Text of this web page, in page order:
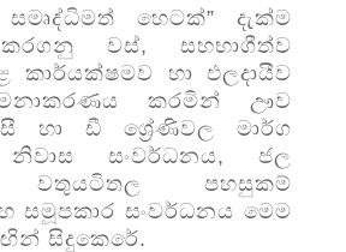
හෙටක්” දැක්ම
කරගනු වස්, සහභාගීත්ව
කාර්යක්ෂමව හා ඵලදායීව
කරමින් ඌව
හා ඩී ශ්‍රේණිවල මාර්ග
නිවාස සංවර්ධනය, ජල
වතුයටිතල පහසුකම්
සමූපකාර සංවර්ධනය මෙම
සිදුකෙරේ.